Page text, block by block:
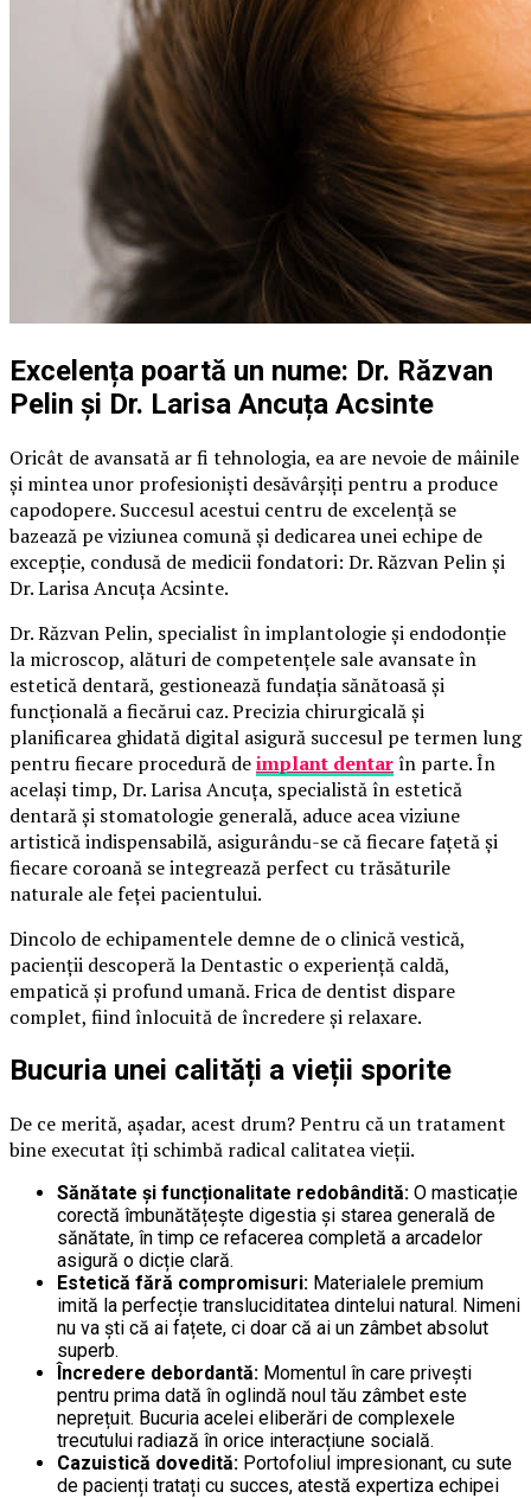
Excelența poartă un nume: Dr. Răzvan
Pelin și Dr. Larisa Ancuța Acsinte
Oricât de avansată ar fi tehnologia, ea are nevoie de mâinile
și mintea unor profesioniști desăvârșiți pentru a produce
capodopere. Succesul acestui centru de excelență se
bazează pe viziunea comună și dedicarea unei echipe de
excepție, condusă de medicii fondatori: Dr. Răzvan Pelin și
Dr. Larisa Ancuța Acsinte.
Dr. Răzvan Pelin, specialist în implantologie și endodonție
la microscop, alături de competențele sale avansate în
estetică dentară, gestionează fundația sănătoasă și
funcțională a fiecărui caz. Precizia chirurgicală și
planificarea ghidată digital asigură succesul pe termen lung
pentru fiecare procedură deimplant dentarîn parte. În
același timp, Dr. Larisa Ancuța, specialistă în estetică
dentară și stomatologie generală, aduce acea viziune
artistică indispensabilă, asigurându-se că fiecare fațetă și
fiecare coroană se integrează perfect cu trăsăturile
naturale ale feței pacientului.
Dincolo de echipamentele demne de o clinică vestică,
pacienții descoperă la Dentastic o experiență caldă,
empatică și profund umană. Frica de dentist dispare
complet, fiind înlocuită de încredere și relaxare.
Bucuria unei calități a vieții sporite
De ce merită, așadar, acest drum? Pentru că un tratament
bine executat îți schimbă radical calitatea vieții.
Sănătate și funcționalitate redobândită: O masticație
corectă îmbunătățește digestia și starea generală de
sănătate, în timp ce refacerea completă a arcadelor
asigură o dicție clară.
Estetică fără compromisuri: Materialele premium
imită la perfecție transluciditatea dintelui natural. Nimeni
nu va ști că ai fațete, ci doar că ai un zâmbet absolut
superb.
Încredere debordantă: Momentul în care privești
pentru prima dată în oglindă noul tău zâmbet este
neprețuit. Bucuria acelei eliberări de complexele
trecutului radiază în orice interacțiune socială.
Cazuistică dovedită: Portofoliul impresionant, cu sute
de pacienți tratați cu succes, atestă expertiza echipei